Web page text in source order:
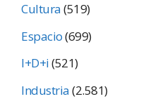
Cultura(519)
Espacio(699)
I+D+i(521)
Industria(2.581)